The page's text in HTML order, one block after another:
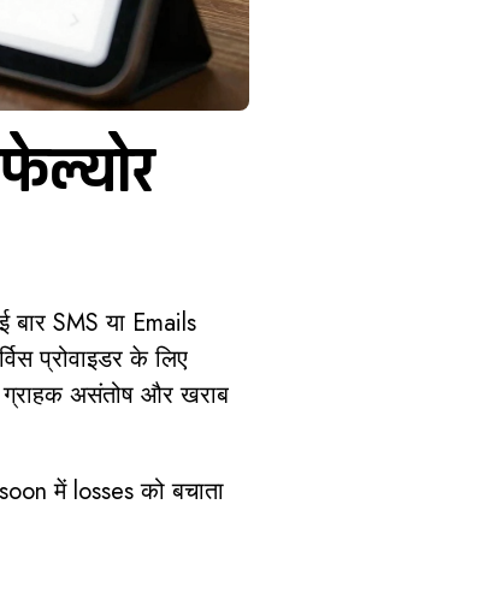
SMS या Emails
प्रोवाइडर के लिए
असंतोष और खराब
में losses को बचाता